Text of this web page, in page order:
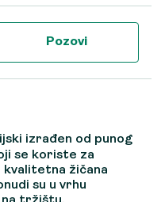
Pozovi
izrađen od punog
se koriste za
žičana
su u vrhu